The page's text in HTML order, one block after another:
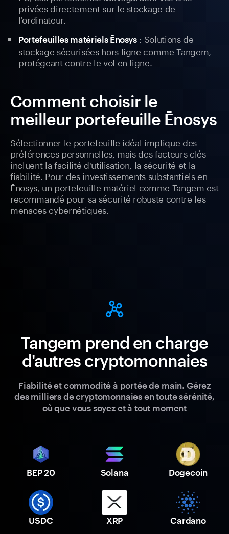
privées directement sur le stockage de
l'ordinateur.
Portefeuilles matériels Ēnosys: Solutions de
stockage sécurisées hors ligne comme Tangem,
protégeant contre le vol en ligne.
Comment choisir le
meilleur portefeuille Ēnosys
Sélectionner le portefeuille idéal implique des
préférences personnelles, mais des facteurs clés
incluent la facilité d'utilisation, la sécurité et la
fiabilité. Pour des investissements substantiels en
Ēnosys, un portefeuille matériel comme Tangem est
recommandé pour sa sécurité robuste contre les
menaces cybernétiques.
Tangem prend en charge
d'autres cryptomonnaies
Fiabilité et commodité à portée de main. Gérez
des milliers de cryptomonnaies en toute sérénité,
où que vous soyez et à tout moment
BEP 20 Solana Dogecoin
USDC XRP Cardano